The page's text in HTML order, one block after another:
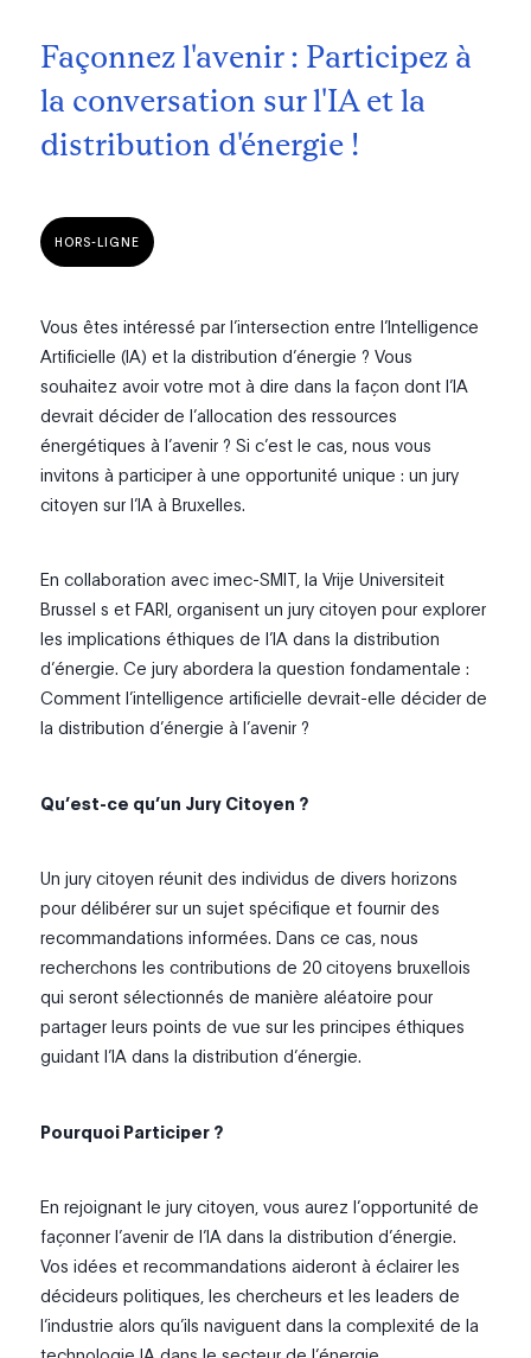
Façonnez l'avenir : Participez à
la conversation sur l'IA et la
distribution d'énergie !
HORS-LIGNE
Vous êtes intéressé par l’intersection entre l’Intelligence
Artificielle (IA) et la distribution d’énergie ? Vous
souhaitez avoir votre mot à dire dans la façon dont l’IA
devrait décider de l’allocation des ressources
énergétiques à l’avenir ? Si c’est le cas, nous vous
invitons à participer à une opportunité unique : un jury
citoyen sur l’IA à Bruxelles.
En collaboration avec imec-SMIT, la Vrije Universiteit
Brussel s et FARI, organisent un jury citoyen pour explorer
les implications éthiques de l’IA dans la distribution
d’énergie. Ce jury abordera la question fondamentale :
Comment l’intelligence artificielle devrait-elle décider de
la distribution d’énergie à l’avenir ?
Qu’est-ce qu’un Jury Citoyen ?
Un jury citoyen réunit des individus de divers horizons
pour délibérer sur un sujet spécifique et fournir des
recommandations informées. Dans ce cas, nous
recherchons les contributions de 20 citoyens bruxellois
qui seront sélectionnés de manière aléatoire pour
partager leurs points de vue sur les principes éthiques
guidant l’IA dans la distribution d’énergie.
Pourquoi Participer ?
En rejoignant le jury citoyen, vous aurez l’opportunité de
façonner l’avenir de l’IA dans la distribution d’énergie.
Vos idées et recommandations aideront à éclairer les
décideurs politiques, les chercheurs et les leaders de
l’industrie alors qu’ils naviguent dans la complexité de la